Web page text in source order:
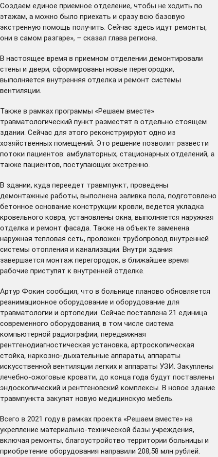
Создаем единое приемное отделение, чтобы не ходить по
этажам, а можно было приехать и сразу всю базовую
экстренную помощь получить. Сейчас здесь идут ремонты,
они в самом разгаре», – сказал глава региона.
В настоящее время в приемном отделении демонтировали
стены и двери, сформированы новые перегородки,
выполняется внутренняя отделка и ремонт системы
вентиляции.
Также в рамках программы «Решаем вместе»
травматологический пункт разместят в отдельно стоящем
здании. Сейчас для этого реконструируют одно из
хозяйственных помещений. Это решение позволит развести
потоки пациентов: амбулаторных, стационарных отделений, а
также пациентов, поступающих экстренно.
В здании, куда переедет травмпункт, проведены
демонтажные работы, выполнена заливка пола, подготовлено
бетонное основание конструкции кровли, ведется укладка
кровельного ковра, установлены окна, выполняется наружная
отделка и ремонт фасада. Также на объекте заменена
наружная тепловая сеть, проложен трубопровод внутренней
системы отопления и канализации. Внутри здания
завершается монтаж перегородок, в ближайшее время
рабочие приступят к внутренней отделке.
Артур Фокин сообщил, что в больнице планово обновляется
реанимационное оборудование и оборудование для
травматологии и ортопедии. Сейчас поставлена 21 единица
современного оборудования, в том числе система
компьютерной радиографии, передвижная
рентгенодиагностическая установка, артроскопическая
стойка, наркозно-дыхательные аппараты, аппараты
искусственной вентиляции легких и аппараты УЗИ. Закуплены
лечебно-ожоговые кровати, до конца года будут поставлены
эндоскопический и рентгеновский комплексы. В новое здание
травмпункта закупят новую медицинскую мебель.
Всего в 2021 году в рамках проекта «Решаем вместе» на
укрепление материально-технической базы учреждения,
включая ремонты, благоустройство территории больницы и
приобретение оборудования направили 208,58 млн рублей.